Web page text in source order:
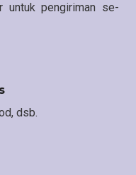
untuk pengiriman se-
dsb.